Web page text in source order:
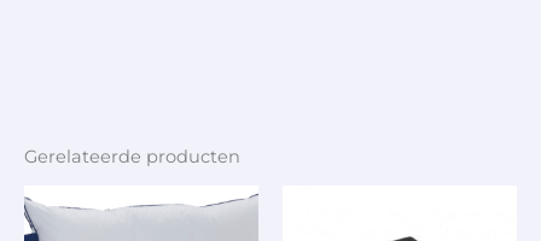
Gerelateerde producten